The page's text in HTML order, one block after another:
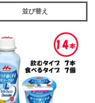
並び替え